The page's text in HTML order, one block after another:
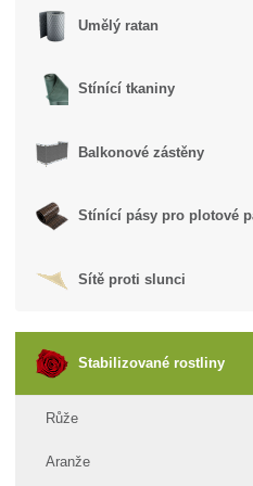
Umělý ratan
Stínící tkaniny
Balkonové zástěny
Stínící pásy pro plotové
Sítě proti slunci
Stabilizované rostliny
Růže
Aranže